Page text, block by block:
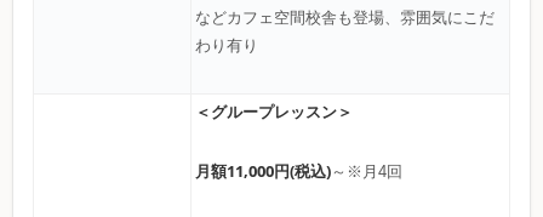
などカフェ空間校舎も登場、雰囲気にこだ
わり有り
＜グループレッスン＞
月額11,000円(税込)～※月4回